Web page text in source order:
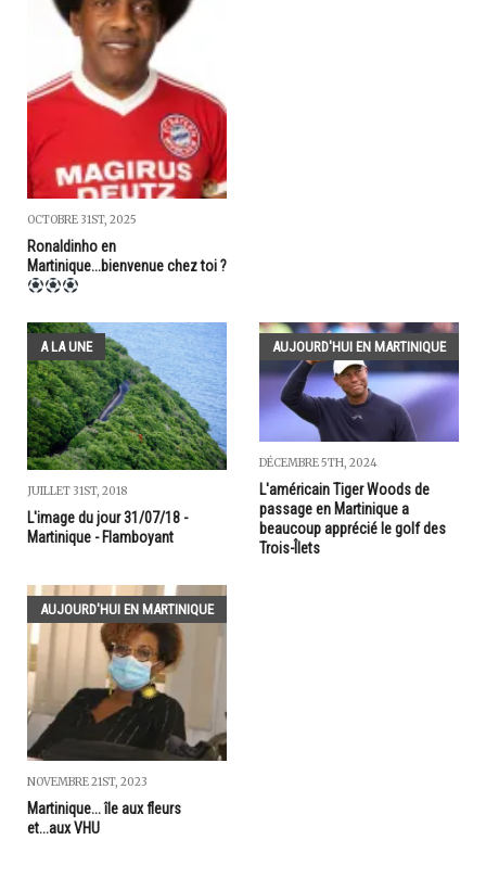
OCTOBRE 31ST, 2025
Ronaldinho en
Martinique...bienvenue chez toi ?
A LA UNE
JUILLET 31ST, 2018
L'image du jour 31/07/18 -
Martinique - Flamboyant
AUJOURD'HUI EN MARTINIQUE
DÉCEMBRE 5TH, 2024
L'américain Tiger Woods de
passage en Martinique a
beaucoup apprécié le golf des
Trois-Îlets
AUJOURD'HUI EN MARTINIQUE
NOVEMBRE 21ST, 2023
Martinique... île aux fleurs
et...aux VHU